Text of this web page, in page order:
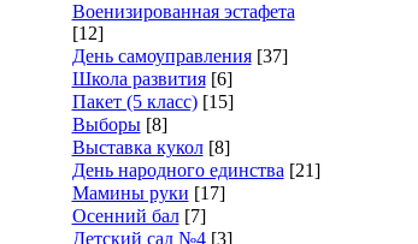
Военизированная эстафета
[12]
День самоуправления [37]
Школа развития [6]
Пакет (5 класс) [15]
Выборы [8]
Выставка кукол [8]
День народного единства [21]
Мамины руки [17]
Осенний бал [7]
Детский сад №4 [3]